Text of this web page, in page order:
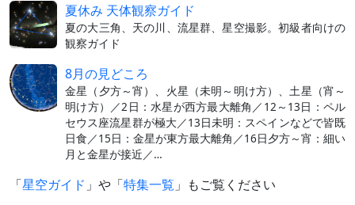
夏休み 天体観察ガイド
夏の大三角、天の川、流星群、星空撮影。初級者向けの
観察ガイド
8月の見どころ
金星（夕方～宵）、火星（未明～明け方）、土星（宵～
明け方）／2日：水星が西方最大離角／12～13日：ペル
セウス座流星群が極大／13日未明：スペインなどで皆既
日食／15日：金星が東方最大離角／16日夕方～宵：細い
月と金星が接近／…
「星空ガイド 」や「特集一覧 」もご覧ください